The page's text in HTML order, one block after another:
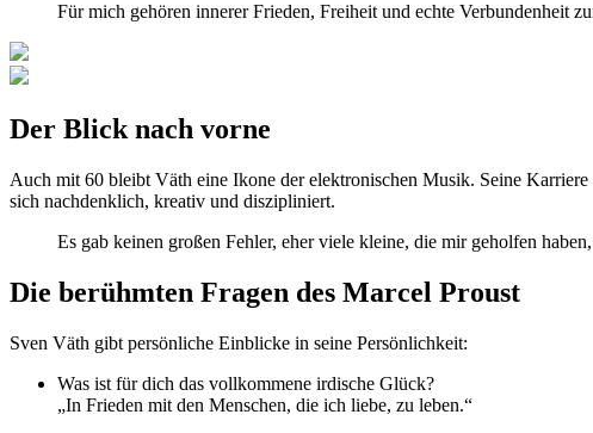
Für mich gehören innerer Frieden, Freiheit und echte Verbundenheit
Der Blick nach vorne
Auch mit 60 bleibt Väth eine Ikone der elektronischen Musik. Seine
sich nachdenklich, kreativ und diszipliniert.
Es gab keinen großen Fehler, eher viele kleine, die mir geholfen
Die berühmten Fragen des Marcel Proust
Sven Väth gibt persönliche Einblicke in seine Persönlichkeit:
Was ist für dich das vollkommene irdische Glück?
„In Frieden mit den Menschen, die ich liebe, zu leben.“